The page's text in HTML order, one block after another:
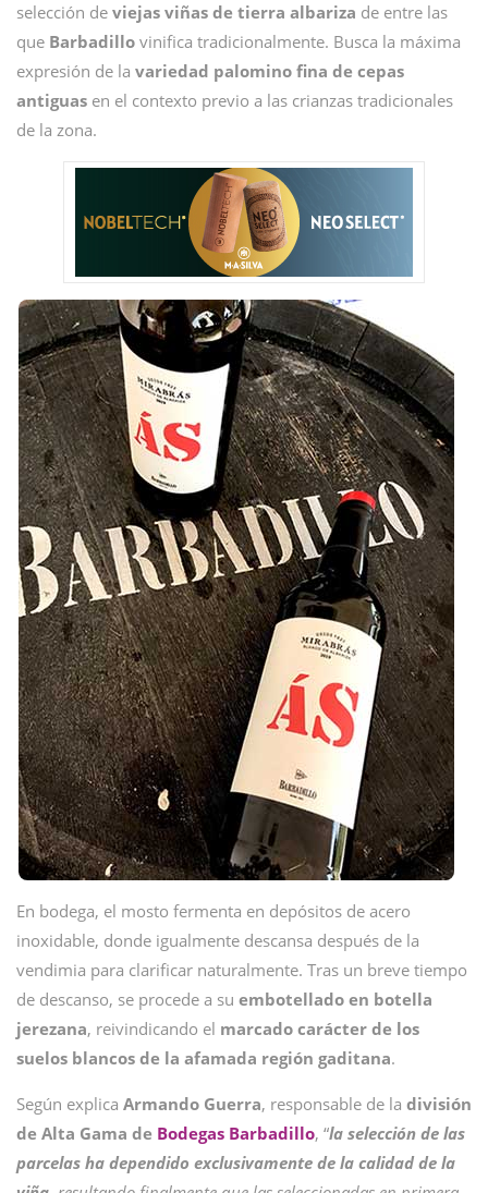
selección de viejas viñas de tierra albariza de entre las
que Barbadillo vinifica tradicionalmente. Busca la máxima
expresión de la variedad palomino fina de cepas
antiguas en el contexto previo a las crianzas tradicionales
de la zona.
En bodega, el mosto fermenta en depósitos de acero
inoxidable, donde igualmente descansa después de la
vendimia para clarificar naturalmente. Tras un breve tiempo
de descanso, se procede a su embotellado en botella
jerezana, reivindicando el marcado carácter de los
suelos blancos de la afamada región gaditana.
Según explica Armando Guerra, responsable de la división
de Alta Gama de Bodegas Barbadillo, “la selección de las
parcelas ha dependido exclusivamente de la calidad de la